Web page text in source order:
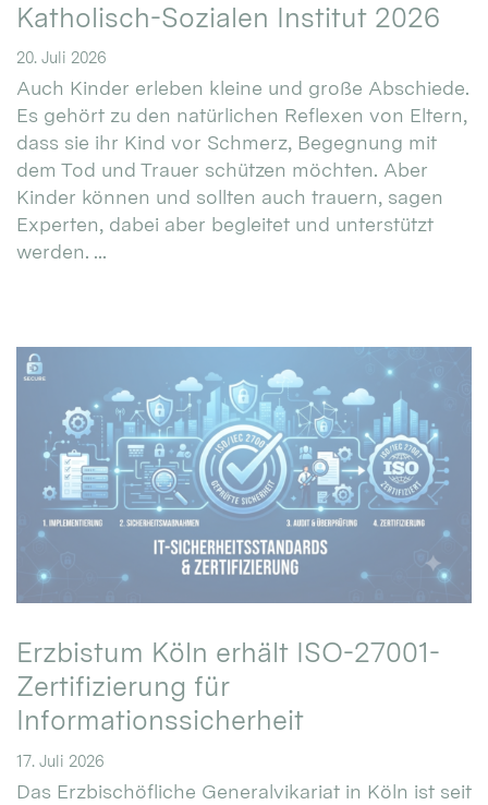
Katholisch-Sozialen Institut 2026
20. Juli 2026
Auch Kinder erleben kleine und große Abschiede.
Es gehört zu den natürlichen Reflexen von Eltern,
dass sie ihr Kind vor Schmerz, Begegnung mit
dem Tod und Trauer schützen möchten. Aber
Kinder können und sollten auch trauern, sagen
Experten, dabei aber begleitet und unterstützt
werden. ...
Erzbistum Köln erhält ISO-27001-
Zertifizierung für
Informationssicherheit
17. Juli 2026
Das Erzbischöfliche Generalvikariat in Köln ist seit